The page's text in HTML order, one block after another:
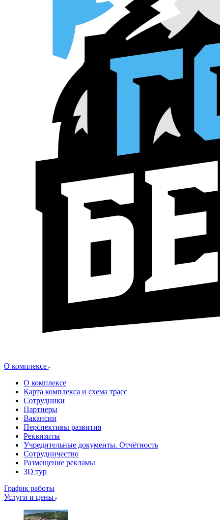
О комплексе
О комплексе
Карта комплекса и схема трасс
Сотрудники
Партнеры
Вакансии
Перспективы развития
Реквизиты
Учредительные документы. Отчётность
Сотрудничество
Размещение рекламы
3D тур
График работы
Услуги и цены